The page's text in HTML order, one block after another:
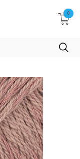
0